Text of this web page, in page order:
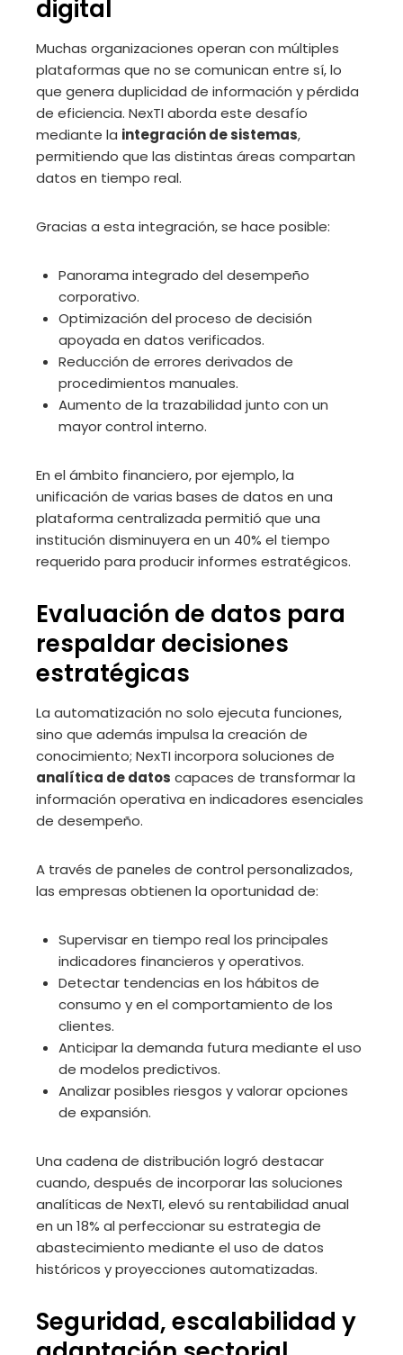
digital
Muchas organizaciones operan con múltiples
plataformas que no se comunican entre sí, lo
que genera duplicidad de información y pérdida
de eficiencia. NexTI aborda este desafío
mediante la integración de sistemas,
permitiendo que las distintas áreas compartan
datos en tiempo real.
Gracias a esta integración, se hace posible:
Panorama integrado del desempeño
corporativo.
Optimización del proceso de decisión
apoyada en datos verificados.
Reducción de errores derivados de
procedimientos manuales.
Aumento de la trazabilidad junto con un
mayor control interno.
En el ámbito financiero, por ejemplo, la
unificación de varias bases de datos en una
plataforma centralizada permitió que una
institución disminuyera en un 40% el tiempo
requerido para producir informes estratégicos.
Evaluación de datos para
respaldar decisiones
estratégicas
La automatización no solo ejecuta funciones,
sino que además impulsa la creación de
conocimiento; NexTI incorpora soluciones de
analítica de datos capaces de transformar la
información operativa en indicadores esenciales
de desempeño.
A través de paneles de control personalizados,
las empresas obtienen la oportunidad de:
Supervisar en tiempo real los principales
indicadores financieros y operativos.
Detectar tendencias en los hábitos de
consumo y en el comportamiento de los
clientes.
Anticipar la demanda futura mediante el uso
de modelos predictivos.
Analizar posibles riesgos y valorar opciones
de expansión.
Una cadena de distribución logró destacar
cuando, después de incorporar las soluciones
analíticas de NexTI, elevó su rentabilidad anual
en un 18% al perfeccionar su estrategia de
abastecimiento mediante el uso de datos
históricos y proyecciones automatizadas.
Seguridad, escalabilidad y